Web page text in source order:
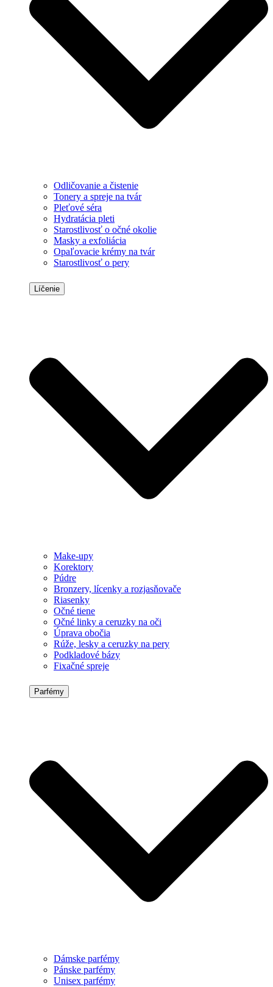
Odličovanie a čistenie
Tonery a spreje na tvár
Pleťové séra
Hydratácia pleti
Starostlivosť o očné okolie
Masky a exfoliácia
Opaľovacie krémy na tvár
Starostlivosť o pery
Líčenie
Make-upy
Korektory
Púdre
Bronzery, lícenky a rozjasňovače
Riasenky
Očné tiene
Očné linky a ceruzky na oči
Úprava obočia
Rúže, lesky a ceruzky na pery
Podkladové bázy
Fixačné spreje
Parfémy
Dámske parfémy
Pánske parfémy
Unisex parfémy